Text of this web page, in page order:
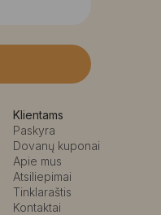
Klientams
Paskyra
Dovanų kuponai
Apie mus
Atsiliepimai
Tinklaraštis
Kontaktai